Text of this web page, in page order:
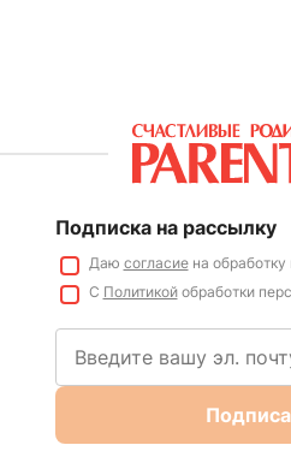
Подписка на рассылку
Даю согласиена обработку
С Политикойобработки